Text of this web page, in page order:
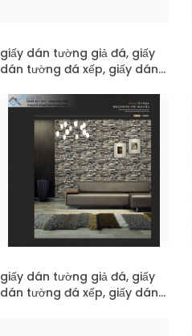
giấy dán tường giả đá, giấy
dán tường đá xếp, giấy dán
giấy dán tường giả đá, giấy
dán tường đá xếp, giấy dán